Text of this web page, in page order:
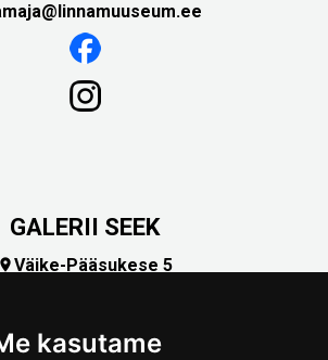
kasutame
GALERII SEEK
Väike-Pääsukese 5